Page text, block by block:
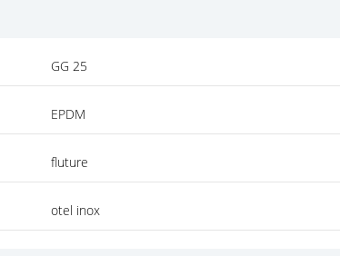
GG 25
EPDM
fluture
otel inox